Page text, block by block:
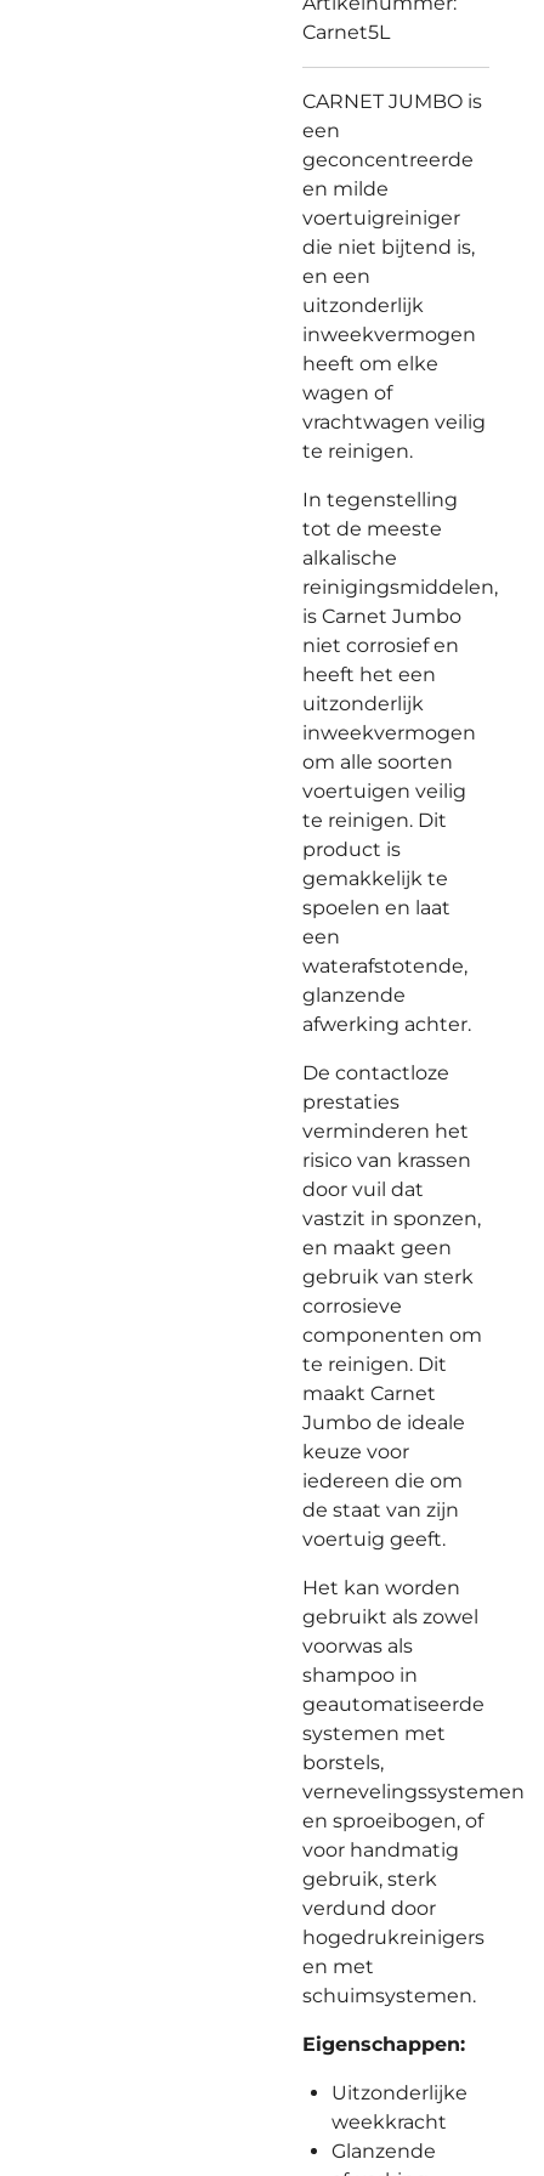
Carnet5L
CARNET JUMBO is
een
geconcentreerde
en milde
voertuigreiniger
die niet bijtend is,
en een
uitzonderlijk
inweekvermogen
heeft om elke
wagen of
vrachtwagen veilig
te reinigen.
In tegenstelling
tot de meeste
alkalische
reinigingsmiddelen,
is Carnet Jumbo
niet corrosief en
heeft het een
uitzonderlijk
inweekvermogen
om alle soorten
voertuigen veilig
te reinigen. Dit
product is
gemakkelijk te
spoelen en laat
een
waterafstotende,
glanzende
afwerking achter.
De contactloze
prestaties
verminderen het
risico van krassen
door vuil dat
vastzit in sponzen,
en maakt geen
gebruik van sterk
corrosieve
componenten om
te reinigen. Dit
maakt Carnet
Jumbo de ideale
keuze voor
iedereen die om
de staat van zijn
voertuig geeft.
Het kan worden
gebruikt als zowel
voorwas als
shampoo in
geautomatiseerde
systemen met
borstels,
vernevelingssystemen
en sproeibogen, of
voor handmatig
gebruik, sterk
verdund door
hogedrukreinigers
en met
schuimsystemen.
Eigenschappen:
Uitzonderlijke
weekkracht
Glanzende